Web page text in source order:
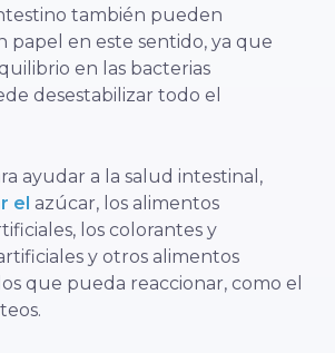
también pueden
papel en este sentido, ya que
en las bacterias
desestabilizar todo el
ayudar a la salud intestinal,
el azúcar, los alimentos
los colorantes y
y otros alimentos
que pueda reaccionar, como el